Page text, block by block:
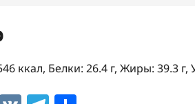
ккал, Белки: 26.4 г, Жиры: 39.3 г,